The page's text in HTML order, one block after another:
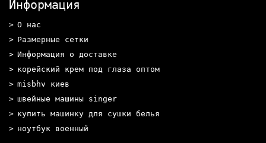
Информация
О нас
Размерные сетки
Информация о доставке
корейский крем под глаза оптом
misbhv киев
швейные машины singer
купить машинку для сушки белья
ноутбук военный